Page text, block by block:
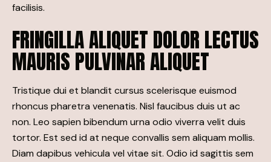
facilisis.
FRINGILLA ALIQUET DOLOR LECTUS
MAURIS PULVINAR ALIQUET
Tristique dui et blandit cursus scelerisque euismod
rhoncus pharetra venenatis. Nisl faucibus duis ut ac
non. Leo sapien bibendum urna odio viverra velit duis
tortor. Est sed id at neque convallis sem aliquam mollis.
Diam dapibus vehicula vel vitae sit. Odio id sagittis sem